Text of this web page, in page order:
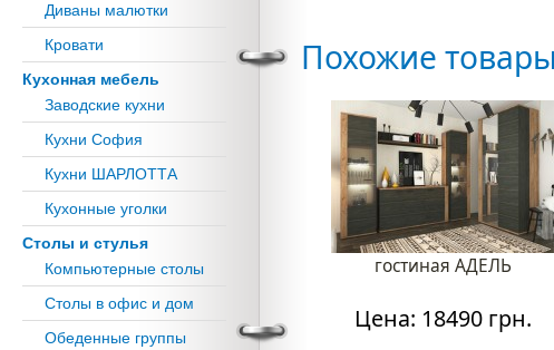
Похожие товары
гостиная АДЕЛЬ
Цена: 18490 грн.
Диваны малютки
Кровати
Кухонная мебель
Заводские кухни
Кухни София
Кухни ШАРЛОТТА
Кухонные уголки
Столы и стулья
Компьютерные столы
Столы в офис и дом
Обеденные группы